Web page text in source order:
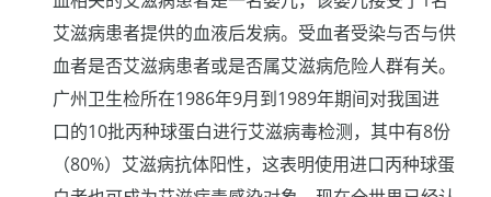
艾滋病患者提供的血液后发病。受血者受染与否与供
血者是否艾滋病患者或是否属艾滋病危险人群有关。
广州卫生检所在1986年9月到1989年期间对我国进
口的10批丙种球蛋白进行艾滋病毒检测，其中有8份
（80%）艾滋病抗体阳性，这表明使用进口丙种球蛋